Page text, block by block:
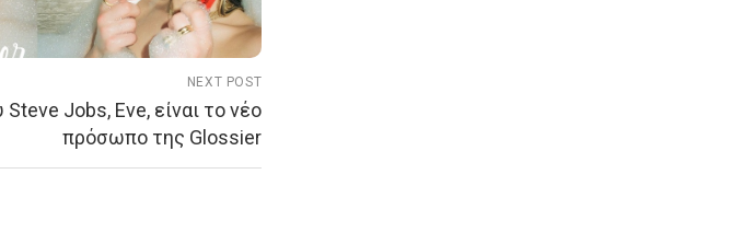
NEXT POST
Jobs, Eve, είναι το νέο
πρόσωπο της Glossier